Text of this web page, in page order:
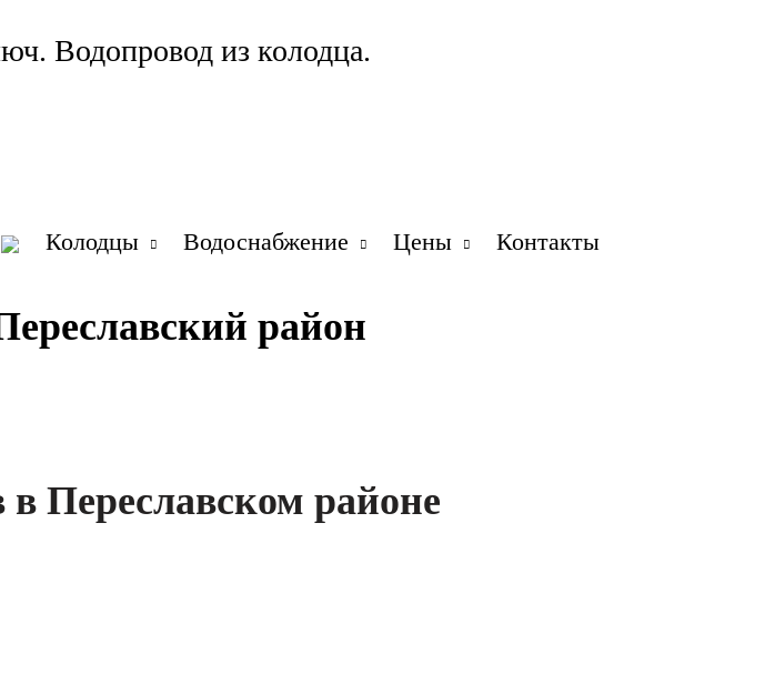
Водопровод из колодца.
Колодцы Водоснабжение Цены Контакты
район
Переславском районе